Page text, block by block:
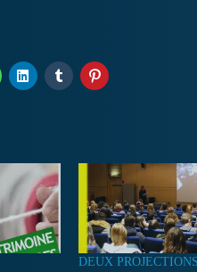
DEUX PROJECTIONS